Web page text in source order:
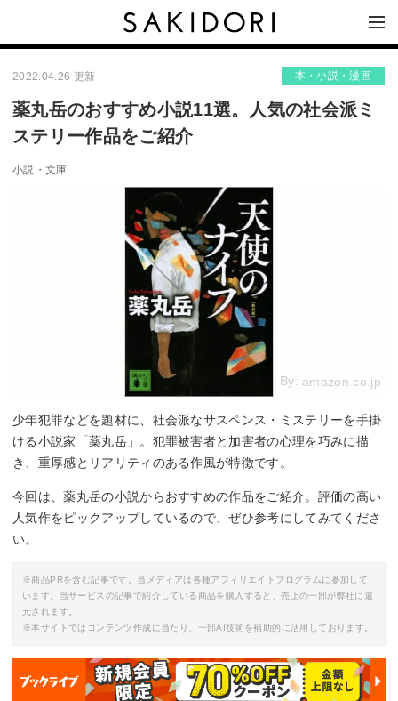
2022.04.26 更新 本・小説・漫画
薬丸岳のおすすめ小説11選。人気の社会派ミ
ステリー作品をご紹介
小説・文庫
By: amazon.co.jp
少年犯罪などを題材に、社会派なサスペンス・ミステリーを手掛
ける小説家「薬丸岳」。犯罪被害者と加害者の心理を巧みに描
き、重厚感とリアリティのある作風が特徴です。
今回は、薬丸岳の小説からおすすめの作品をご紹介。評価の高い
人気作をピックアップしているので、ぜひ参考にしてみてくださ
い。
※商品PRを含む記事です。当メディアは各種アフィリエイトプログラムに参加して
います。当サービスの記事で紹介している商品を購入すると、売上の一部が弊社に還
元されます。
※本サイトではコンテンツ作成に当たり、一部AI技術を補助的に活用しております。